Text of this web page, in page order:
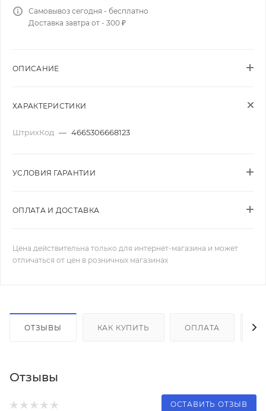
Самовывоз сегодня - бесплатно
Доставка завтра от - 300 ₽
ОПИСАНИЕ
ХАРАКТЕРИСТИКИ
ШтрихКод — 4665306668123
УСЛОВИЯ ГАРАНТИИ
ОПЛАТА И ДОСТАВКА
Цена действительна только для интернет-магазина и может
отличаться от цен в розничных магазинах
ОТЗЫВЫ КАК КУПИТЬ ОПЛАТА
Отзывы
ОСТАВИТЬ ОТЗЫВ